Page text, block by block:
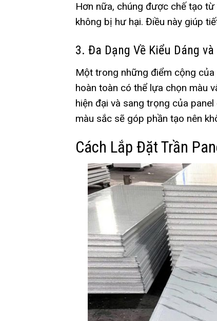
Hơn nữa, chúng được chế tạo
không bị hư hại. Điều này giúp
3. Đa Dạng Về Kiểu Dáng
Một trong những điểm cộng của
hoàn toàn có thể lựa chọn màu
hiện đại và sang trọng của
màu sắc sẽ góp phần tạo nên
Cách Lắp Đặt Trần